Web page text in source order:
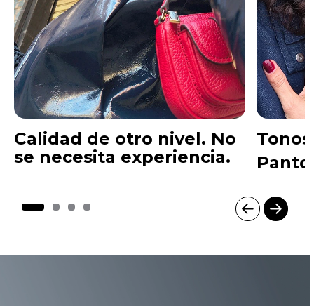
Calidad de otro nivel. No
se necesita experiencia.
I